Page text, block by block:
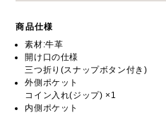
商品仕様
素材:牛革
開け口の仕様
三つ折り(スナップボタン付き)
外側ポケット
コイン入れ(ジップ) ×1
内側ポケット